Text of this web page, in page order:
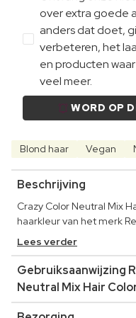
over extra goede
anders dat doet,
verbeteren, het
en producten
veel meer.
WORD OP
Blond haar Vegan
Beschrijving
Crazy Color Neutral Mix
haarkleur van het merk
Lees verder
Gebruiksaanwijzing
Neutral Mix Hair